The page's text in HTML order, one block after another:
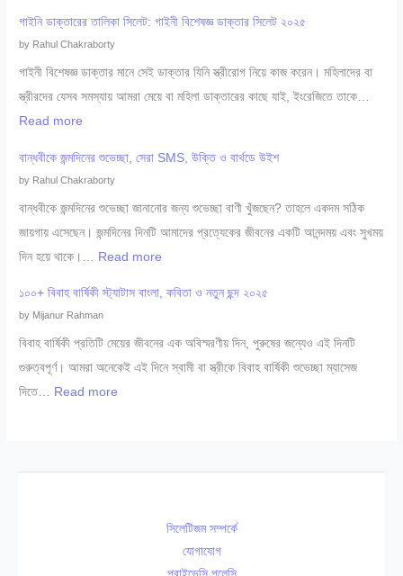
র্ম
যৌ
ন
বি
ষ
জ্ঞ
সি
লে
০
শি
বি
শে
ষ
ডা
র
সি
০
গাইনি ডাক্তারের তালিকা সিলেট: গাইনী বিশেষজ্ঞ ডাক্তার সিলেট ২০২৫
by Rahul Chakraborty
গাইনী বিশেষজ্ঞ ডাক্তার মানে সেই ডাক্তার যিনি স্ত্রীরোগ নিয়ে কাজ করেন। মহিলাদের বা
স্ত্রীরদের যেসব সমস্যায় আমরা মেয়ে বা মহিলা ডাক্তারের কাছে যাই, ইংরেজিতে তাকে…
Read more
ক্তা
র
তা
লি
কা
সি
বান্ধবীকে জন্মদিনের শুভেচ্ছা, সেরা SMS, উক্তি ও বার্থডে উইশ
by Rahul Chakraborty
বান্ধবীকে জন্মদিনের শুভেচ্ছা জানানোর জন্য শুভেচ্ছা বাণী খুঁজছেন? তাহলে একদম সঠিক
জায়গায় এসেছেন। জন্মদিনের দিনটি আমাদের প্রত্যেকের জীবনের একটি আনন্দময় এবং সুখময়
দিন হয়ে থাকে।… Read more
র
ভে
১০০+ বিবাহ বার্ষিকী স্ট্যাটাস বাংলা, কবিতা ও নতুন ছন্দ ২০২৫
by Mijanur Rahman
বিবাহ বার্ষিকী প্রতিটি মেয়ের জীবনের এক অবিস্মরণীয় দিন, পুরুষের জন্যেও এই দিনটি
গুরুত্বপূর্ণ। আমরা অনেকেই এই দিনে স্বামী বা স্ত্রীকে বিবাহ বার্ষিকী শুভেচ্ছা ম্যাসেজ
দিতে… Read more
সিলেটিজম সম্পর্কে
যোগাযোগ